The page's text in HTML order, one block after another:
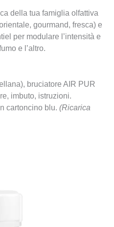
della tua famiglia olfattiva
gourmand, fresca) e
per modulare l’intensità e
e l’altro.
bruciatore AIR PUR
imbuto, istruzioni.
cartoncino blu. (Ricarica